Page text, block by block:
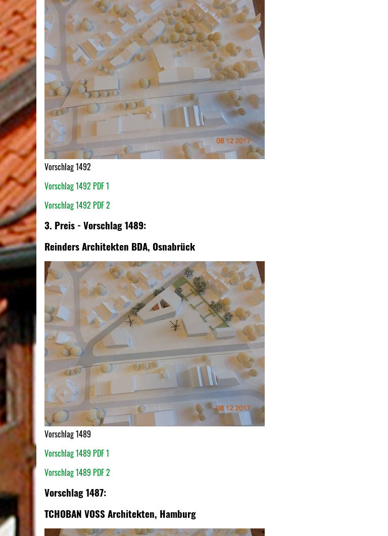
Vorschlag 1492
Vorschlag 1492 PDF 1
Vorschlag 1492 PDF 2
3. Preis - Vorschlag 1489:
Reinders Architekten BDA, Osnabrück
Vorschlag 1489
Vorschlag 1489 PDF 1
Vorschlag 1489 PDF 2
Vorschlag 1487:
TCHOBAN VOSS Architekten, Hamburg